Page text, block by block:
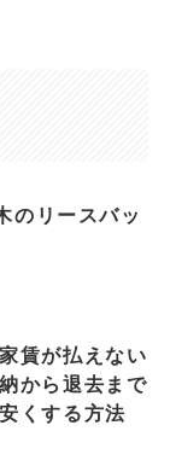
のリースバッ
賃が払えない
から退去まで
くする方法